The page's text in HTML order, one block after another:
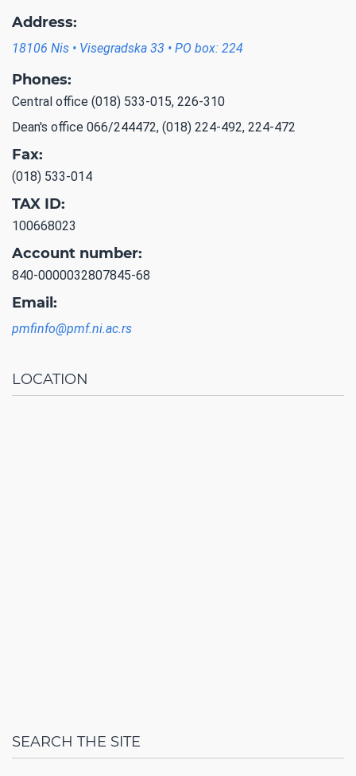
Address:
18106 Nis • Visegradska 33 • PO box: 224
Phones:
Central office (018) 533-015, 226-310
Dean's office 066/244472, (018) 224-492, 224-472
Fax:
(018) 533-014
TAX ID:
100668023
Account number:
840-0000032807845-68
Email:
pmfinfo@pmf.ni.ac.rs
LOCATION
SEARCH THE SITE